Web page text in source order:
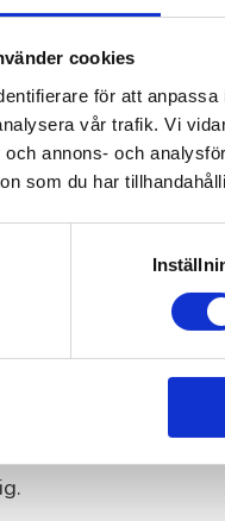
cookies
för att
vår trafik. Vi
annons- och
som du har
i vårt
med.
snabbt,
oss båda.
i Mölndal
det.
i
priset
hur stor din
ska göras. Som
att du bara